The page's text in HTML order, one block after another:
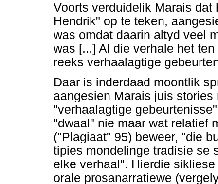
Voorts verduidelik Marais
Hendrik" op te teken,
was omdat daarin altyd veel
was [...] Al die verhale het
reeks verhaalagtige
Daar is inderdaad moontlik
aangesien Marais juis
"verhaalagtige
"dwaal" nie maar wat relatief
("Plagiaat" 95) beweer, "die
tipies mondelinge tradisie se
elke verhaal". Hierdie
orale prosanarratiewe